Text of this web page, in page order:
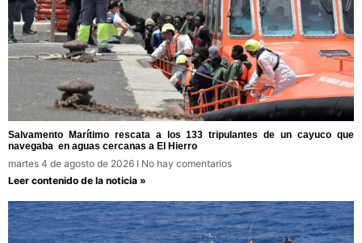
Salvamento Marítimo rescata a los 133 tripulantes de un cayuco que
navegaba en aguas cercanas a El Hierro
martes 4 de agosto de 2026
No hay comentarios
Leer contenido de la noticia »